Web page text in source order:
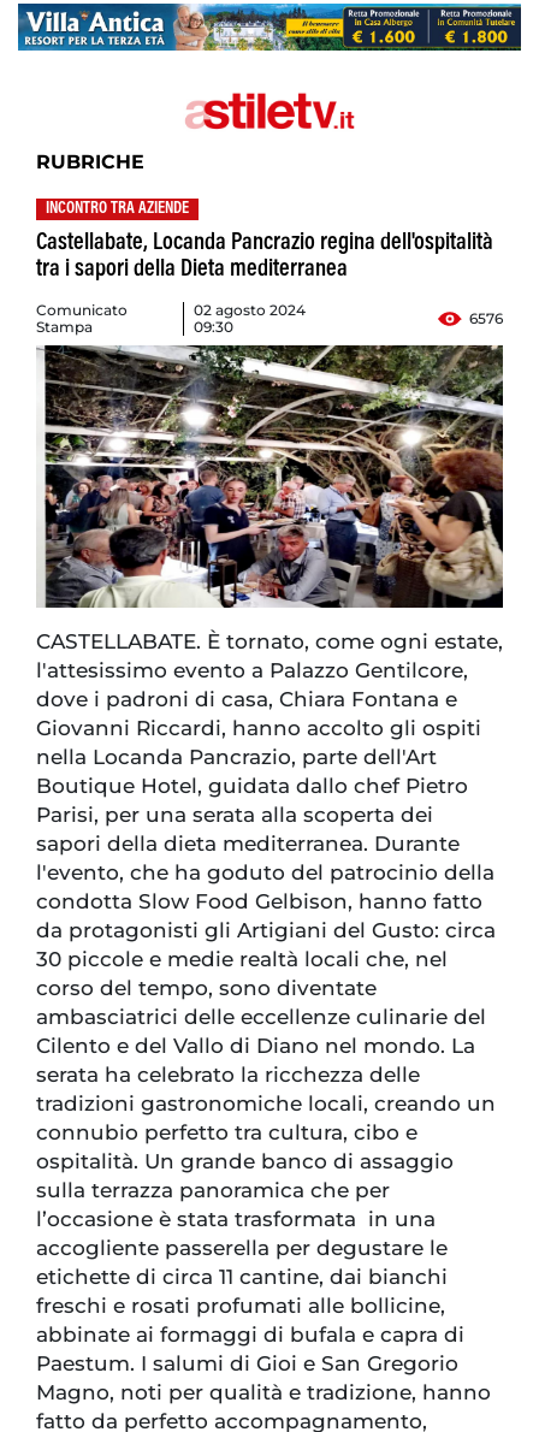
RUBRICHE
INCONTRO TRA AZIENDE
Castellabate, Locanda Pancrazio regina dell'ospitalità
tra i sapori della Dieta mediterranea
Comunicato
Stampa
02 agosto 2024
09:30
6576
CASTELLABATE. È tornato, come ogni estate,
l'attesissimo evento a Palazzo Gentilcore,
dove i padroni di casa, Chiara Fontana e
Giovanni Riccardi, hanno accolto gli ospiti
nella Locanda Pancrazio, parte dell'Art
Boutique Hotel, guidata dallo chef Pietro
Parisi, per una serata alla scoperta dei
sapori della dieta mediterranea. Durante
l'evento, che ha goduto del patrocinio della
condotta Slow Food Gelbison, hanno fatto
da protagonisti gli Artigiani del Gusto: circa
30 piccole e medie realtà locali che, nel
corso del tempo, sono diventate
ambasciatrici delle eccellenze culinarie del
Cilento e del Vallo di Diano nel mondo. La
serata ha celebrato la ricchezza delle
tradizioni gastronomiche locali, creando un
connubio perfetto tra cultura, cibo e
ospitalità. Un grande banco di assaggio
sulla terrazza panoramica che per
l’occasione è stata trasformata in una
accogliente passerella per degustare le
etichette di circa 11 cantine, dai bianchi
freschi e rosati profumati alle bollicine,
abbinate ai formaggi di bufala e capra di
Paestum. I salumi di Gioi e San Gregorio
Magno, noti per qualità e tradizione, hanno
fatto da perfetto accompagnamento,